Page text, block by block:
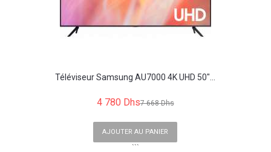
Téléviseur Samsung AU7000 4K UHD 50"...
4 780 Dhs7 668 Dhs
AJOUTER AU PANIER
```